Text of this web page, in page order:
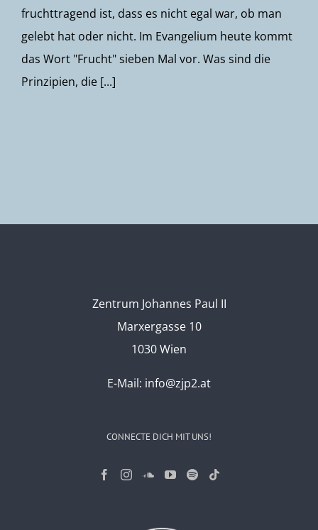
fruchttragend ist, dass es nicht egal war, ob man
gelebt hat oder nicht. Im Evangelium heute kommt
das Wort "Frucht" sieben Mal vor. Was sind die
Prinzipien, die [...]
Zentrum Johannes Paul II
Marxergasse 10
1030 Wien
E-Mail: info@zjp2.at
CONNECTE DICH MIT UNS!